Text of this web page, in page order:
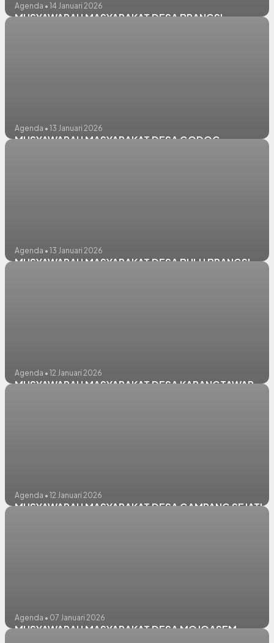
Agenda • 14 Januari 2026
MUSYAWARAH MASYARAKAT DESA BRANGSI
Agenda • 13 Januari 2026
MUSYAWARAH MASYARAKAT DESA GODOG
Agenda • 13 Januari 2026
MUSYAWARAH MASYARAKAT DESA BULU BRANGSI
Agenda • 12 Januari 2026
MUSYAWARAH MASYARAKAT DESA KARANGTAWAR
Agenda • 12 Januari 2026
MUSYAWARAH MASYARAKAT DESA GAMPANG SEJATI
Agenda • 07 Januari 2026
MUSYAWARAH MASYARAKAT DESA MOJOASEM